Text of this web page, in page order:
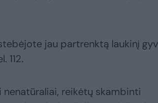
jau partrenktą laukinį
112.
reikėtų skambinti